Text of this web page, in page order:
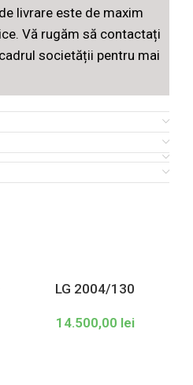
livrare este de maxim
Vă rugăm să contactați
societății pentru mai
LG 2004/130
14.500,00 lei